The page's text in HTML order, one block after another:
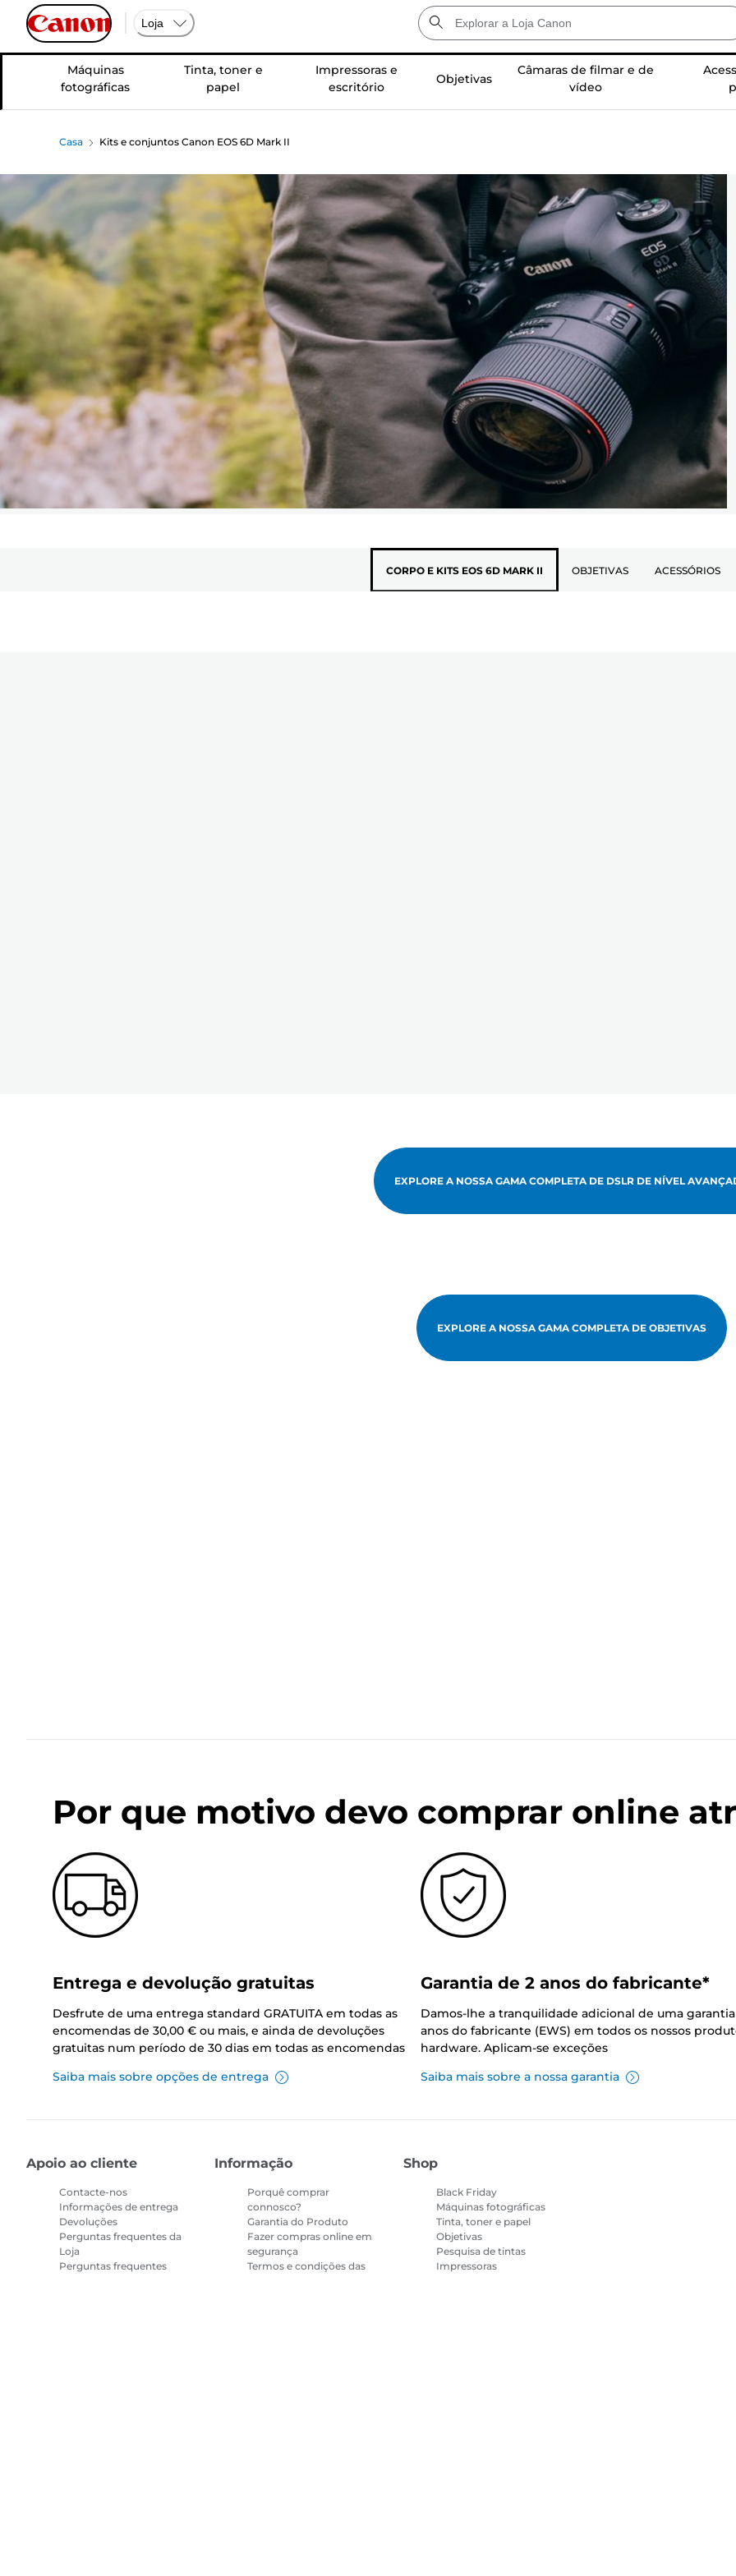
Loja
Máquinas
fotográficas
Tinta, toner e
papel
Impressoras e
escritório
Objetivas
Câmaras de filmar e de
vídeo
Casa Kits e conjuntos Canon EOS 6D Mark II
CORPO E KITS EOS 6D MARK II OBJETIVAS ACESSÓRIOS
EXPLORE A NOSSA GAMA COMPLETA DE DSLR DE NÍVEL
EXPLORE A NOSSA GAMA COMPLETA DE OBJETIVAS
Por que motivo devo comprar online
Entrega e devolução gratuitas
Desfrute de uma entrega standard GRATUITA em todas as
encomendas de 30,00 € ou mais, e ainda de devoluções
gratuitas num período de 30 dias em todas as encomendas
Saiba mais sobre opções de entrega
Garantia de 2 anos do fabricante*
Damos-lhe a tranquilidade adicional de uma
anos do fabricante (EWS) em todos os nossos
hardware. Aplicam-se exceções
Saiba mais sobre a nossa garantia
Apoio ao cliente
Contacte-nos
Informações de entrega
Devoluções
Perguntas frequentes da
Loja
Perguntas frequentes
Informação
Porquê comprar
connosco?
Garantia do Produto
Fazer compras online em
segurança
Termos e condições das
Shop
Black Friday
Máquinas fotográficas
Tinta, toner e papel
Objetivas
Pesquisa de tintas
Impressoras